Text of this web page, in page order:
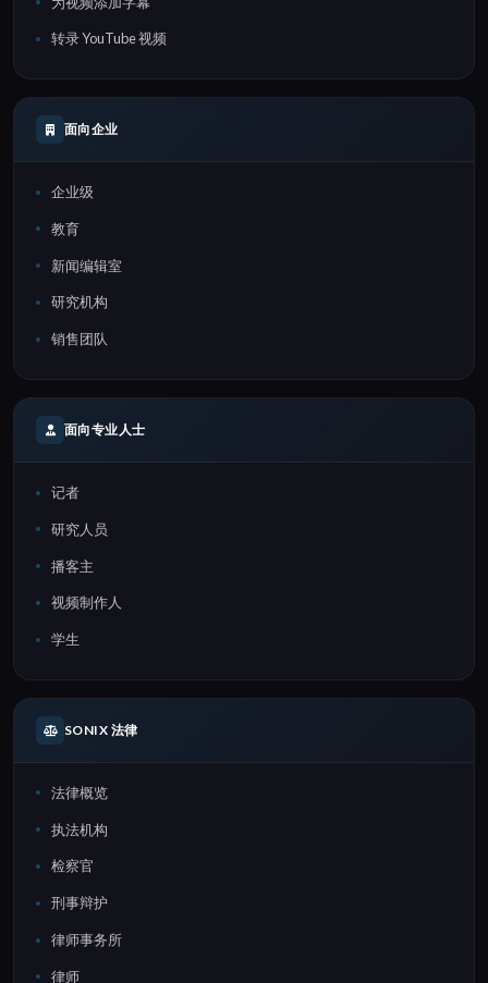
转录 YouTube 视频
面向企业
企业级
教育
新闻编辑室
研究机构
销售团队
面向专业人士
记者
研究人员
播客主
视频制作人
学生
SONIX 法律
法律概览
执法机构
检察官
刑事辩护
律师事务所
律师